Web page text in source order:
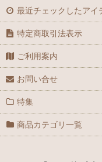
最近チェックしたアイ
特定商取引法表示
ご利用案内
お問い合せ
特集
商品カテゴリ一覧